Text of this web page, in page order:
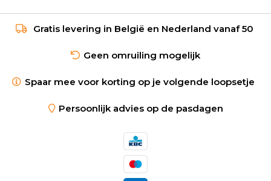
Gratis levering in België en Nederland vanaf 50
Geen omruiling mogelijk
Spaar mee voor korting op je volgende loopsetje
Persoonlijk advies op de pasdagen